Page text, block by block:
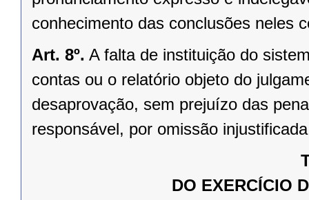
conhecimento das conclusões neles
Art. 8º. A falta de instituição do
contas ou o relatório objeto do
desaprovação, sem prejuízo das
responsável, por omissão
DO EXERCÍCIO